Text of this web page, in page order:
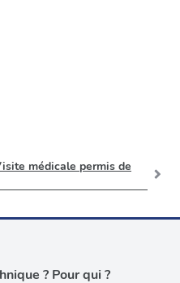
médicale permis de
? Pour qui ?